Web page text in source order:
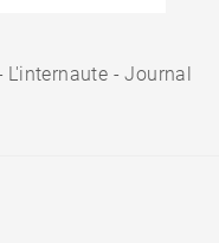
- Journal